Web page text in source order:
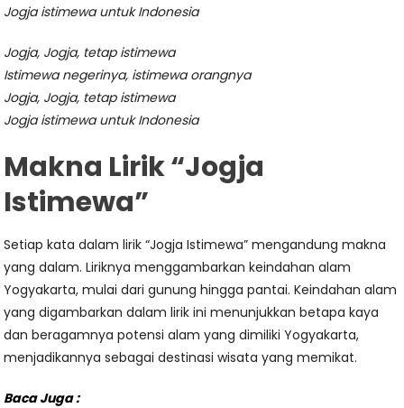
Jogja istimewa untuk Indonesia
Jogja, Jogja, tetap istimewa
Istimewa negerinya, istimewa orangnya
Jogja, Jogja, tetap istimewa
Jogja istimewa untuk Indonesia
Makna Lirik “Jogja
Istimewa”
Setiap kata dalam lirik “Jogja Istimewa” mengandung makna
yang dalam. Liriknya menggambarkan keindahan alam
Yogyakarta, mulai dari gunung hingga pantai. Keindahan alam
yang digambarkan dalam lirik ini menunjukkan betapa kaya
dan beragamnya potensi alam yang dimiliki Yogyakarta,
menjadikannya sebagai destinasi wisata yang memikat.
Baca Juga :